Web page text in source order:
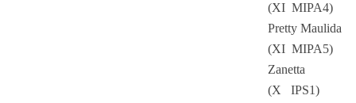
(XI MIPA4)
Pretty Maulida
(XI MIPA5)
Zanetta
(X IPS1)